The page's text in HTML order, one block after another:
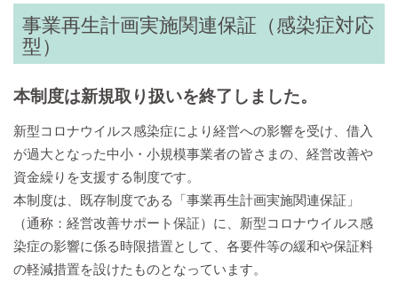
事業再生計画実施関連保証（感染症対応
型）
本制度は新規取り扱いを終了しました。
新型コロナウイルス感染症により経営への影響を受け、借入
が過大となった中小・小規模事業者の皆さまの、経営改善や
資金繰りを支援する制度です。
本制度は、既存制度である「事業再生計画実施関連保証」
（通称：経営改善サポート保証）に、新型コロナウイルス感
染症の影響に係る時限措置として、各要件等の緩和や保証料
の軽減措置を設けたものとなっています。